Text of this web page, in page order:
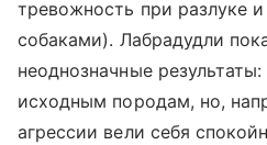
тревожность при разлуке
собаками). Лабрадудли
неоднозначные
исходным породам, но,
агрессии вели себя